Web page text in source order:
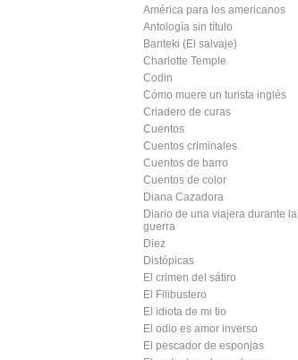
América para los americanos
Antología sin título
Banteki (El salvaje)
Charlotte Temple
Codin
Cómo muere un turista inglés
Criadero de curas
Cuentos
Cuentos criminales
Cuentos de barro
Cuentos de color
Diana Cazadora
Diario de una viajera durante la
guerra
Diez
Distópicas
El crimen del sátiro
El Filibustero
El idiota de mi tio
El odio es amor inverso
El pescador de esponjas